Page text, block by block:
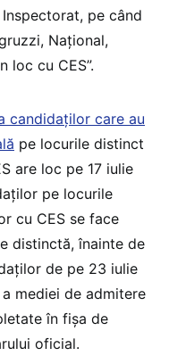
pe când
Național,
loc cu CES”.
candidaților care au
pe locurile distinct
are loc pe 17 iulie
pe locurile
cu CES se face
distinctă, înainte de
de pe 23 iulie
mediei de admitere
în fișa de
oficial.